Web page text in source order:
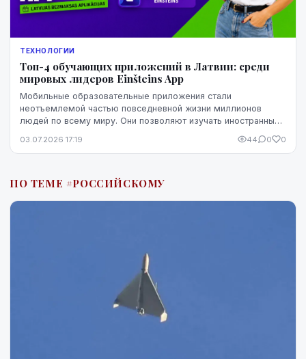
ТЕХНОЛОГИИ
Топ-4 обучающих приложений в Латвии: среди
мировых лидеров Einšteins App
Мобильные образовательные приложения стали
неотъемлемой частью повседневной жизни миллионов
людей по всему миру. Они позволяют изучать иностранные
03.07.2026 17:19 44 0 0
ПО ТЕМЕ #РОССИЙСКОМУ